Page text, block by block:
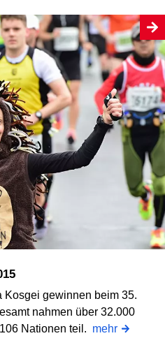
Kosgei gewinnen beim 35.
nahmen über 32.000
Nationen teil. mehr